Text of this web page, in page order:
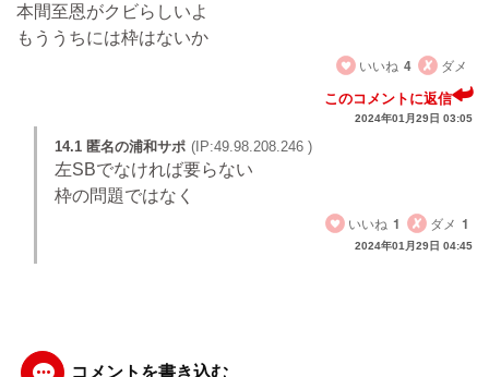
本間至恩がクビらしいよ
もううちには枠はないか
いいね 4 ダメ
このコメントに返信
2024年01月29日 03:05
14.1 匿名の浦和サポ (IP:49.98.208.246 )
左SBでなければ要らない
枠の問題ではなく
いいね 1 ダメ 1
2024年01月29日 04:45
コメントを書き込む